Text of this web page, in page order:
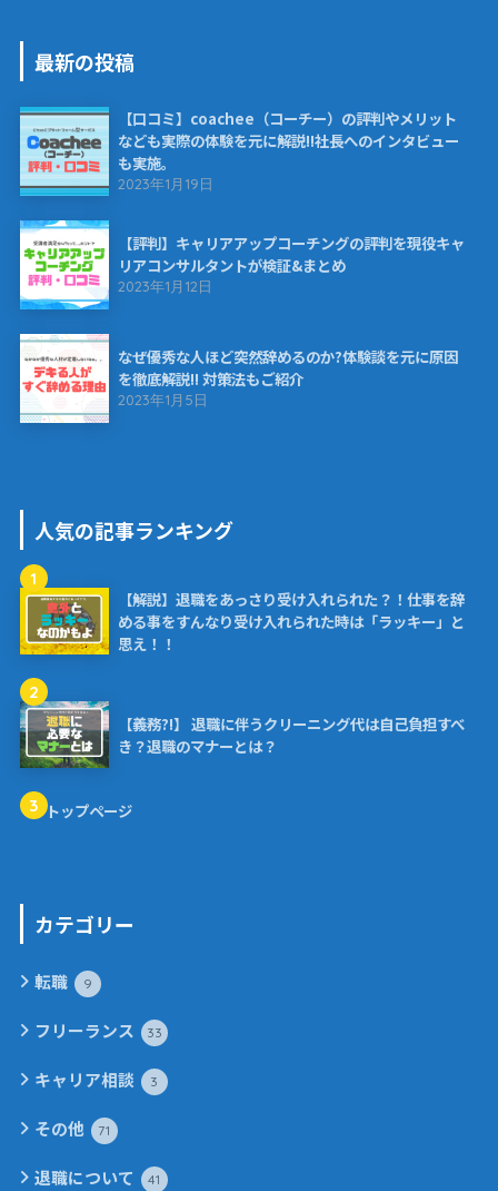
最新の投稿
【口コミ】coachee（コーチー）の評判やメリット
なども実際の体験を元に解説!!社長へのインタビュー
も実施。
2023年1月19日
【評判】キャリアアップコーチングの評判を現役キャ
リアコンサルタントが検証&まとめ
2023年1月12日
なぜ優秀な人ほど突然辞めるのか?体験談を元に原因
を徹底解説!! 対策法もご紹介
2023年1月5日
人気の記事ランキング
1
【解説】退職をあっさり受け入れられた？！仕事を辞
める事をすんなり受け入れられた時は「ラッキー」と
思え！！
2
【義務?!】 退職に伴うクリーニング代は自己負担すべ
き？退職のマナーとは？
3 トップページ
カテゴリー
転職 9
フリーランス 33
キャリア相談 3
その他 71
退職について 41